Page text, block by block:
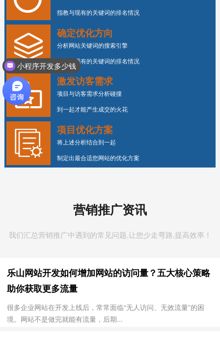
指教与现有的关键词的排名情况
确定优化方向
分析网站关键词的搜索引擎
指数与现有的关键词的排名情况
激发访客需求
项目与访客需求分析碰撞
到一起才能产生成交的火花
项目优化方案
将上述分析结合到一起
制定出最合适您网站的优化方案
营销推广资讯
我们汇总营销推广中遇到的常见问题,让您少走弯路,提高效率！
乐山网站开发如何增加网站的访问量？五大核心策略
助你获取更多流量
很多企业网站在开发上线后，常常面临“无人访问、无效流量”的困
境。网站不是做完就能有流量，后期...
小程序开发多少钱